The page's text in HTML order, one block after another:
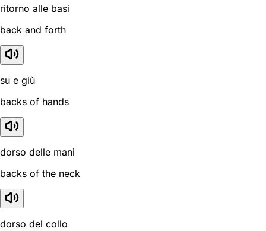
ritorno alle basi
back and forth
su e giù
backs of hands
dorso delle mani
backs of the neck
dorso del collo